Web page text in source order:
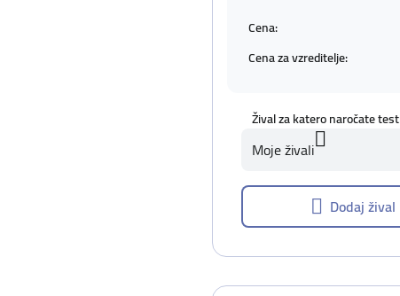
Cena:
Cena za vzreditelje:
Žival za katero naročate test
Moje živali
Dodaj žival